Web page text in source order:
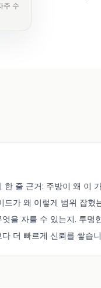
주 수
한 줄 근거: 주방이 왜 이
드가 왜 이렇게 범위 잡혔
을 자를 수 있는지. 투명
더 빠르게 신뢰를 쌓습